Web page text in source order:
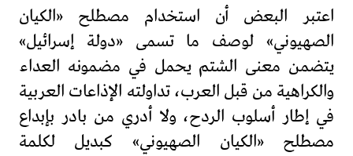
اعتبر البعض أن استخدام مصطلح «الكيان
الصهيوني» لوصف ما تسمى «دولة إسرائيل»
يتضمن معنى الشتم يحمل في مضمونه العداء
والكراهية من قبل العرب، تداولته الإذاعات العربية
في إطار أسلوب الردح، ولا أدري من بادر بإبداع
مصطلح «الكيان الصهيوني» كبديل لكلمة